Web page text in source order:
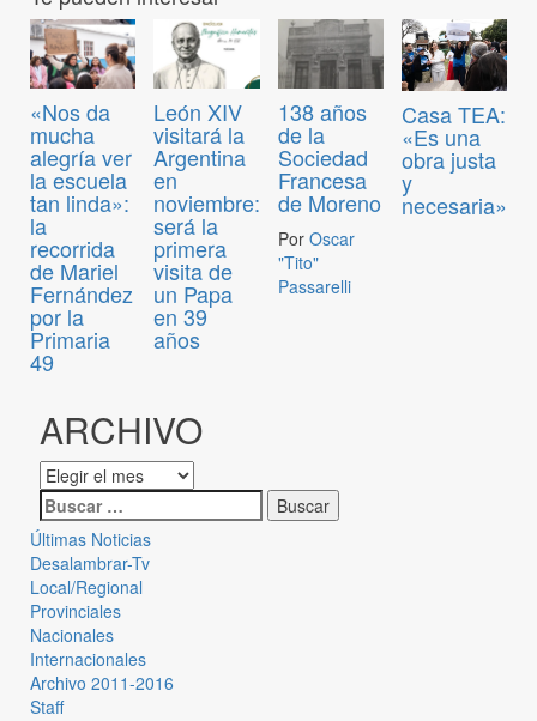
«Nos da
mucha
alegría ver
la escuela
tan linda»:
la
recorrida
de Mariel
Fernández
por la
Primaria
49
León XIV
visitará la
Argentina
en
noviembre:
será la
primera
visita de
un Papa
en 39
años
138 años
de la
Sociedad
Francesa
de Moreno
Por Oscar
"Tito"
Passarelli
Casa TEA:
«Es una
obra justa
y
necesaria»
ARCHIVO
Últimas Noticias
Desalambrar-Tv
Local/Regional
Provinciales
Nacionales
Internacionales
Archivo 2011-2016
Staff